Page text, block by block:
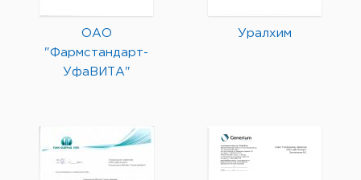
ОАО
"Фармстандарт-
УфаВИТА"
Уралхим